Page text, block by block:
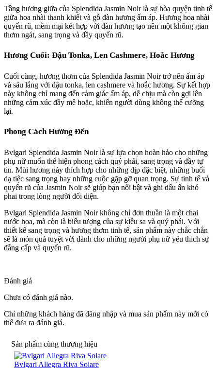
Tầng hương giữa của Splendida Jasmin Noir là sự hòa quyện tinh tế
giữa hoa nhài thanh khiết và gỗ đàn hương ấm áp. Hương hoa nhài
quyến rũ, mềm mại kết hợp với đàn hương tạo nên một không gian
thơm ngát, sang trọng và đầy quyến rũ.
Hương Cuối: Đậu Tonka, Len Cashmere, Hoắc Hương
Cuối cùng, hương thơm của Splendida Jasmin Noir trở nên ấm áp
và sâu lắng với đậu tonka, len cashmere và hoắc hương. Sự kết hợp
này không chỉ mang đến cảm giác ấm áp, dễ chịu mà còn gợi lên
những cảm xúc đầy mê hoặc, khiến người dùng không thể cưỡng
lại.
Phong Cách Hướng Đến
Bvlgari Splendida Jasmin Noir là sự lựa chọn hoàn hảo cho những
phụ nữ muốn thể hiện phong cách quý phái, sang trọng và đầy tự
tin. Mùi hương này thích hợp cho những dịp đặc biệt, những buổi
dạ tiệc sang trọng hay những cuộc gặp gỡ quan trọng. Sự tinh tế và
quyến rũ của Jasmin Noir sẽ giúp bạn nổi bật và ghi dấu ấn khó
phai trong lòng người đối diện.
Bvlgari Splendida Jasmin Noir không chỉ đơn thuần là một chai
nước hoa, mà còn là biểu tượng của sự kiêu sa và quý phái. Với
thiết kế sang trọng và hương thơm tinh tế, sản phẩm này chắc chắn
sẽ là món quà tuyệt vời dành cho những người phụ nữ yêu thích sự
đẳng cấp và quyến rũ.
Đánh giá
Chưa có đánh giá nào.
Chỉ những khách hàng đã đăng nhập và mua sản phẩm này mới có
thể đưa ra đánh giá.
Sản phẩm cùng thương hiệu
Bvlgari Allegra Riva Solare